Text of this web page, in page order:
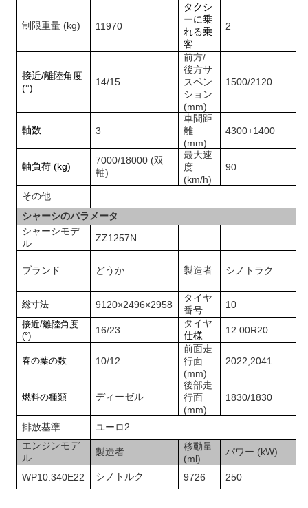
制限重量 (kg) 11970
タクシ
ーに乗
れる乗
客
2
接近/離陸角度
(°)
14/15
前方/
後方サ
スペン
ション
(mm)
1500/2120
軸数 3
車間距
離
(mm)
4300+1400
軸負荷 (kg)
7000/18000 (双
軸)
最大速
度
(km/h)
90
その他
シャーシのパラメータ
シャーシモデ
ル
ZZ1257N
ブランド どうか 製造者 シノトラク
総寸法 9120×2496×2958
タイヤ
番号
10
接近/離陸角度
(°)
16/23
タイヤ
仕様
1 2 .00R20
春の葉の数 10/12
前面走
行面
(mm)
2022,2041
燃料の種類 ディーゼル
後部走
行面
(mm)
1830/1830
排放基準
ユーロ2
エンジンモデ
ル
製造者
移動量
(ml)
パワー (kW)
WP10.340E22 シノトルク 9726 250